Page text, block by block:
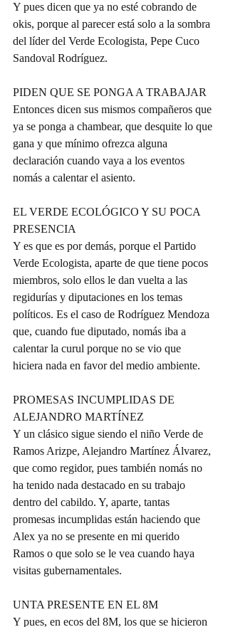
Y pues dicen que ya no esté cobrando de
okis, porque al parecer está solo a la sombra
del líder del Verde Ecologista, Pepe Cuco
Sandoval Rodríguez.
PIDEN QUE SE PONGA A TRABAJAR
Entonces dicen sus mismos compañeros que
ya se ponga a chambear, que desquite lo que
gana y que mínimo ofrezca alguna
declaración cuando vaya a los eventos
nomás a calentar el asiento.
EL VERDE ECOLÓGICO Y SU POCA
PRESENCIA
Y es que es por demás, porque el Partido
Verde Ecologista, aparte de que tiene pocos
miembros, solo ellos le dan vuelta a las
regidurías y diputaciones en los temas
políticos. Es el caso de Rodríguez Mendoza
que, cuando fue diputado, nomás iba a
calentar la curul porque no se vio que
hiciera nada en favor del medio ambiente.
PROMESAS INCUMPLIDAS DE
ALEJANDRO MARTÍNEZ
Y un clásico sigue siendo el niño Verde de
Ramos Arizpe, Alejandro Martínez Álvarez,
que como regidor, pues también nomás no
ha tenido nada destacado en su trabajo
dentro del cabildo. Y, aparte, tantas
promesas incumplidas están haciendo que
Alex ya no se presente en mi querido
Ramos o que solo se le vea cuando haya
visitas gubernamentales.
UNTA PRESENTE EN EL 8M
Y pues, en ecos del 8M, los que se hicieron